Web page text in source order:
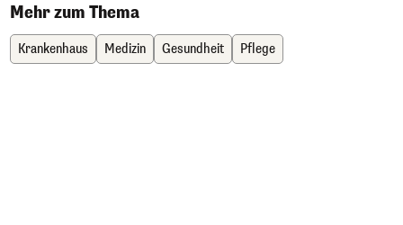
Mehr zum Thema
Krankenhaus Medizin Gesundheit Pflege